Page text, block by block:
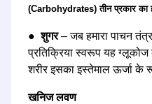
(Carbohydrates) तीन प्रकार का
●शुगर– जब हमारा पाचन तंत्र
प्रतिक्रिया स्वरूप यह ग्लूकोज
शरीर इसका इस्तेमाल ऊर्जा के
खनिज लवण